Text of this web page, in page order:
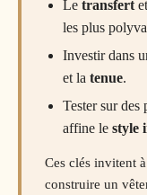
Le transfert
les plus
Investir dans
et la tenue.
Tester sur des
affine le style
Ces clés invitent
construire un